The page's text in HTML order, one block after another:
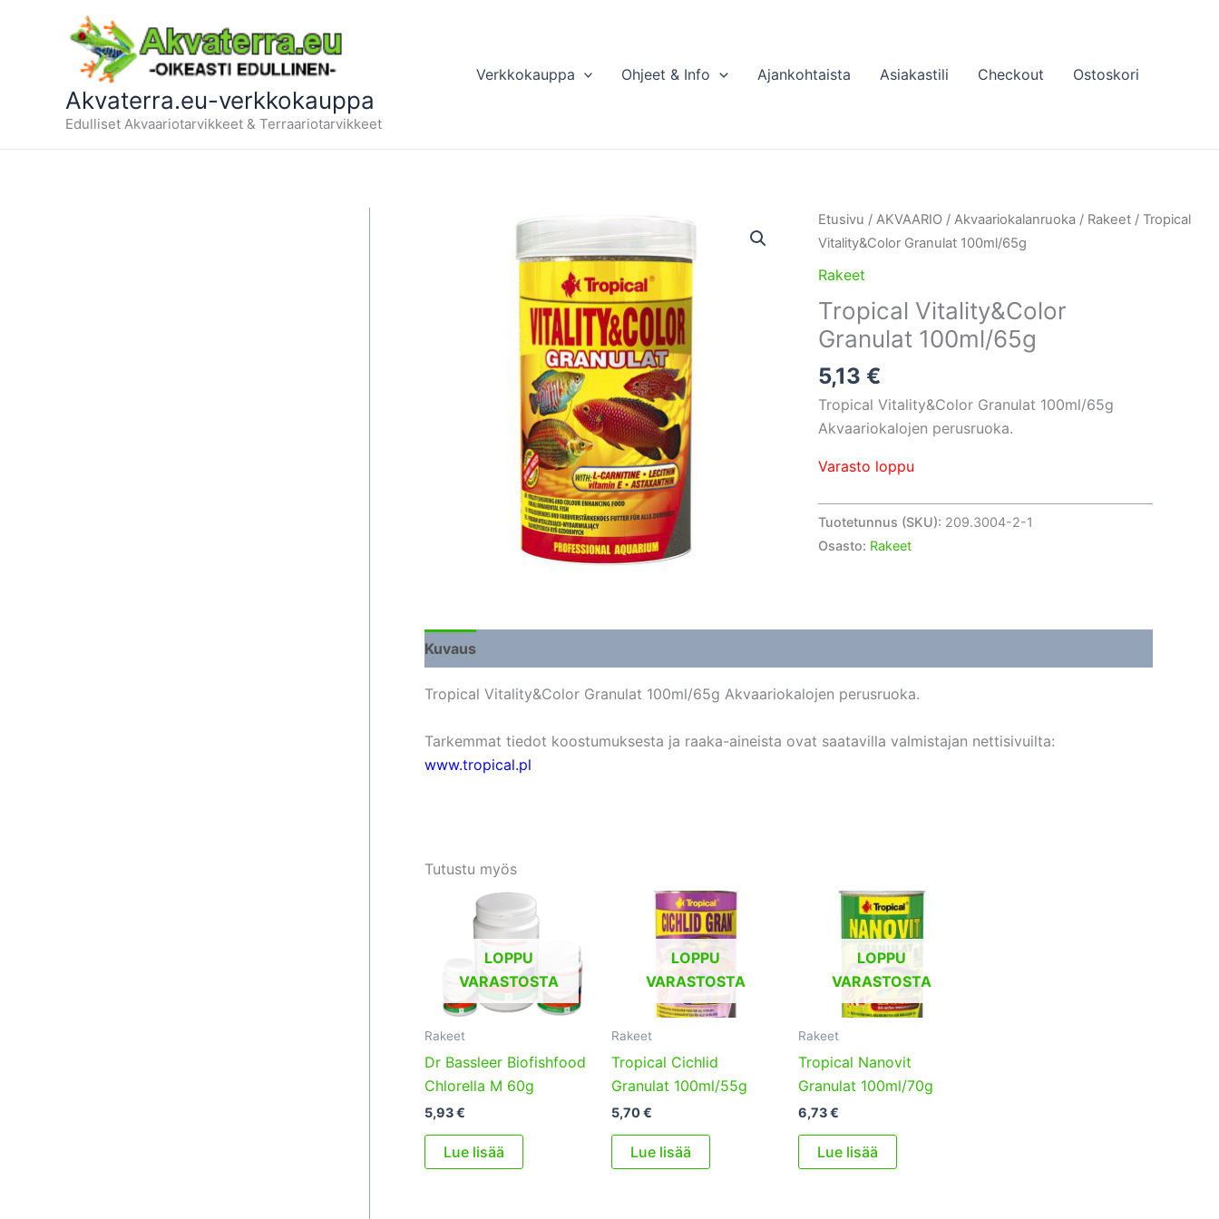
Akvaterra.eu-verkkokauppa
Edulliset Akvaariotarvikkeet & Terraariotarvikkeet
Verkkokauppa Ohjeet & Info Ajankohtaista Asiakastili Checkout Ostoskori
Etusivu / AKVAARIO/ Akvaariokalanruoka / Rakeet/ Tropical
Vitality&Color Granulat 100ml/65g
Rakeet
Tropical Vitality&Color
Granulat 100ml/65g
5,13 €
Tropical Vitality&Color Granulat 100ml/65g
Akvaariokalojen perusruoka.
Varasto loppu
Tuotetunnus (SKU): 209.3004-2-1
Osasto: Rakeet
Kuvaus
Tropical Vitality&Color Granulat 100ml/65g Akvaariokalojen perusruoka.
Tarkemmat tiedot koostumuksesta ja raaka-aineista ovat saatavilla valmistajan nettisivuilta:
www.tropical.pl
Tutustu myös
LOPPU
VARASTOSTA
Rakeet
Dr Bassleer Biofishfood
Chlorella M 60g
5,93€
Lue lisää
LOPPU
VARASTOSTA
Rakeet
Tropical Cichlid
Granulat 100ml/55g
5,70€
Lue lisää
LOPPU
VARASTOSTA
Rakeet
Tropical Nanovit
Granulat 100ml/70g
6,73€
Lue lisää